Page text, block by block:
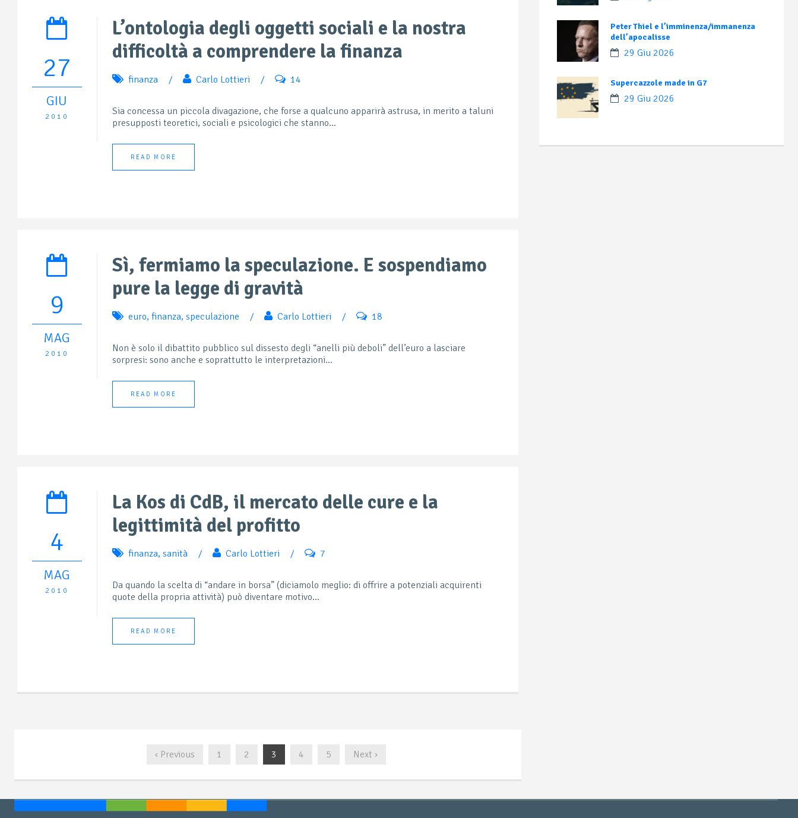
27
GIU
2010
L’ontologia degli oggetti sociali e la nostra
difficoltà a comprendere la finanza
finanza / Carlo Lottieri / 14
Sia concessa un piccola divagazione, che forse a qualcuno apparirà astrusa, in merito a taluni
presupposti teoretici, sociali e psicologici che stanno...
READ MORE
9
MAG
2010
Sì, fermiamo la speculazione. E sospendiamo
pure la legge di gravità
euro, finanza, speculazione / Carlo Lottieri / 18
Non è solo il dibattito pubblico sul dissesto degli “anelli più deboli” dell’euro a lasciare
sorpresi: sono anche e soprattutto le interpretazioni...
READ MORE
4
MAG
2010
La Kos di CdB, il mercato delle cure e la
legittimità del profitto
finanza, sanità / Carlo Lottieri / 7
Da quando la scelta di “andare in borsa” (diciamolo meglio: di offrire a potenziali acquirenti
quote della propria attività) può diventare motivo...
READ MORE
‹ Previous 1 2 3 4 5 Next ›
Peter Thiel e l’imminenza/immanenza
dell’apocalisse
29 Giu 2026
Supercazzole made in G7
29 Giu 2026